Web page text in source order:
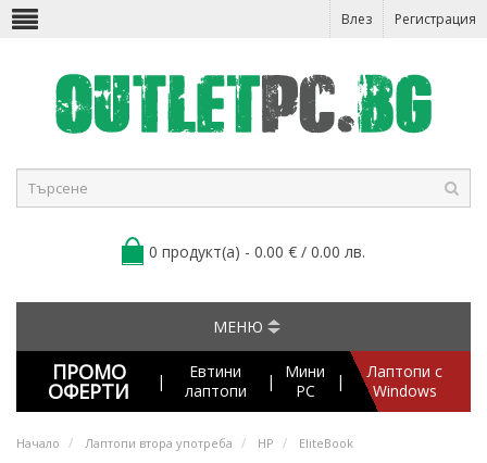
Влез Регистрация
0 продукт(а) - 0.00 € / 0.00 лв.
МЕНЮ
ПРОМО
ОФЕРТИ |
Евтини
лаптопи
|
Мини
PC
|
Лаптопи с
Windows
Начало Лаптопи втора употреба HP EliteBook